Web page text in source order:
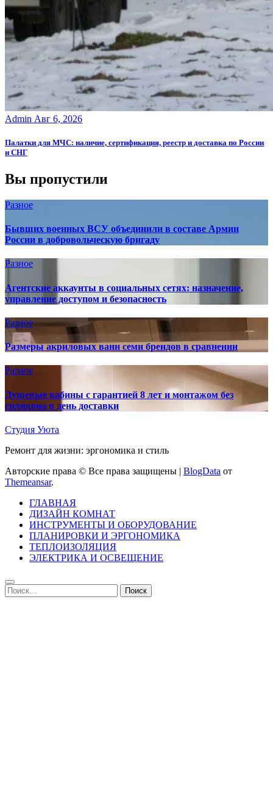
Admin Авг 6, 2026
Палатки для МЧС: наличие, сертификация, реестр и доставка по России
и СНГ
Вы пропустили
Разное
Бывших военных ВСУ объединили в составе Армии
России в добровольческую бригаду
Разное
Агентские аккаунты в социальных сетях: назначение,
управление доступом и безопасность
Разное
Размеры акриловых ванн семи брендов в сравнении
Разное
Душевые кабины с гарантией 8 лет и монтажом без
силикона в день доставки
Студия Уюта
Ремонт для жизни: эргономика и стиль
Авторские права © Все права защищены | BlogData от
Themeansar.
ГЛАВНАЯ
ДИЗАЙН КОМНАТ
ИНСТРУМЕНТЫ И ОБОРУДОВАНИЕ
ПЛАНИРОВКИ И ЭРГОНОМИКА
ТЕПЛОИЗОЛЯЦИЯ
ЭЛЕКТРИКА И ОСВЕЩЕНИЕ
Найти: